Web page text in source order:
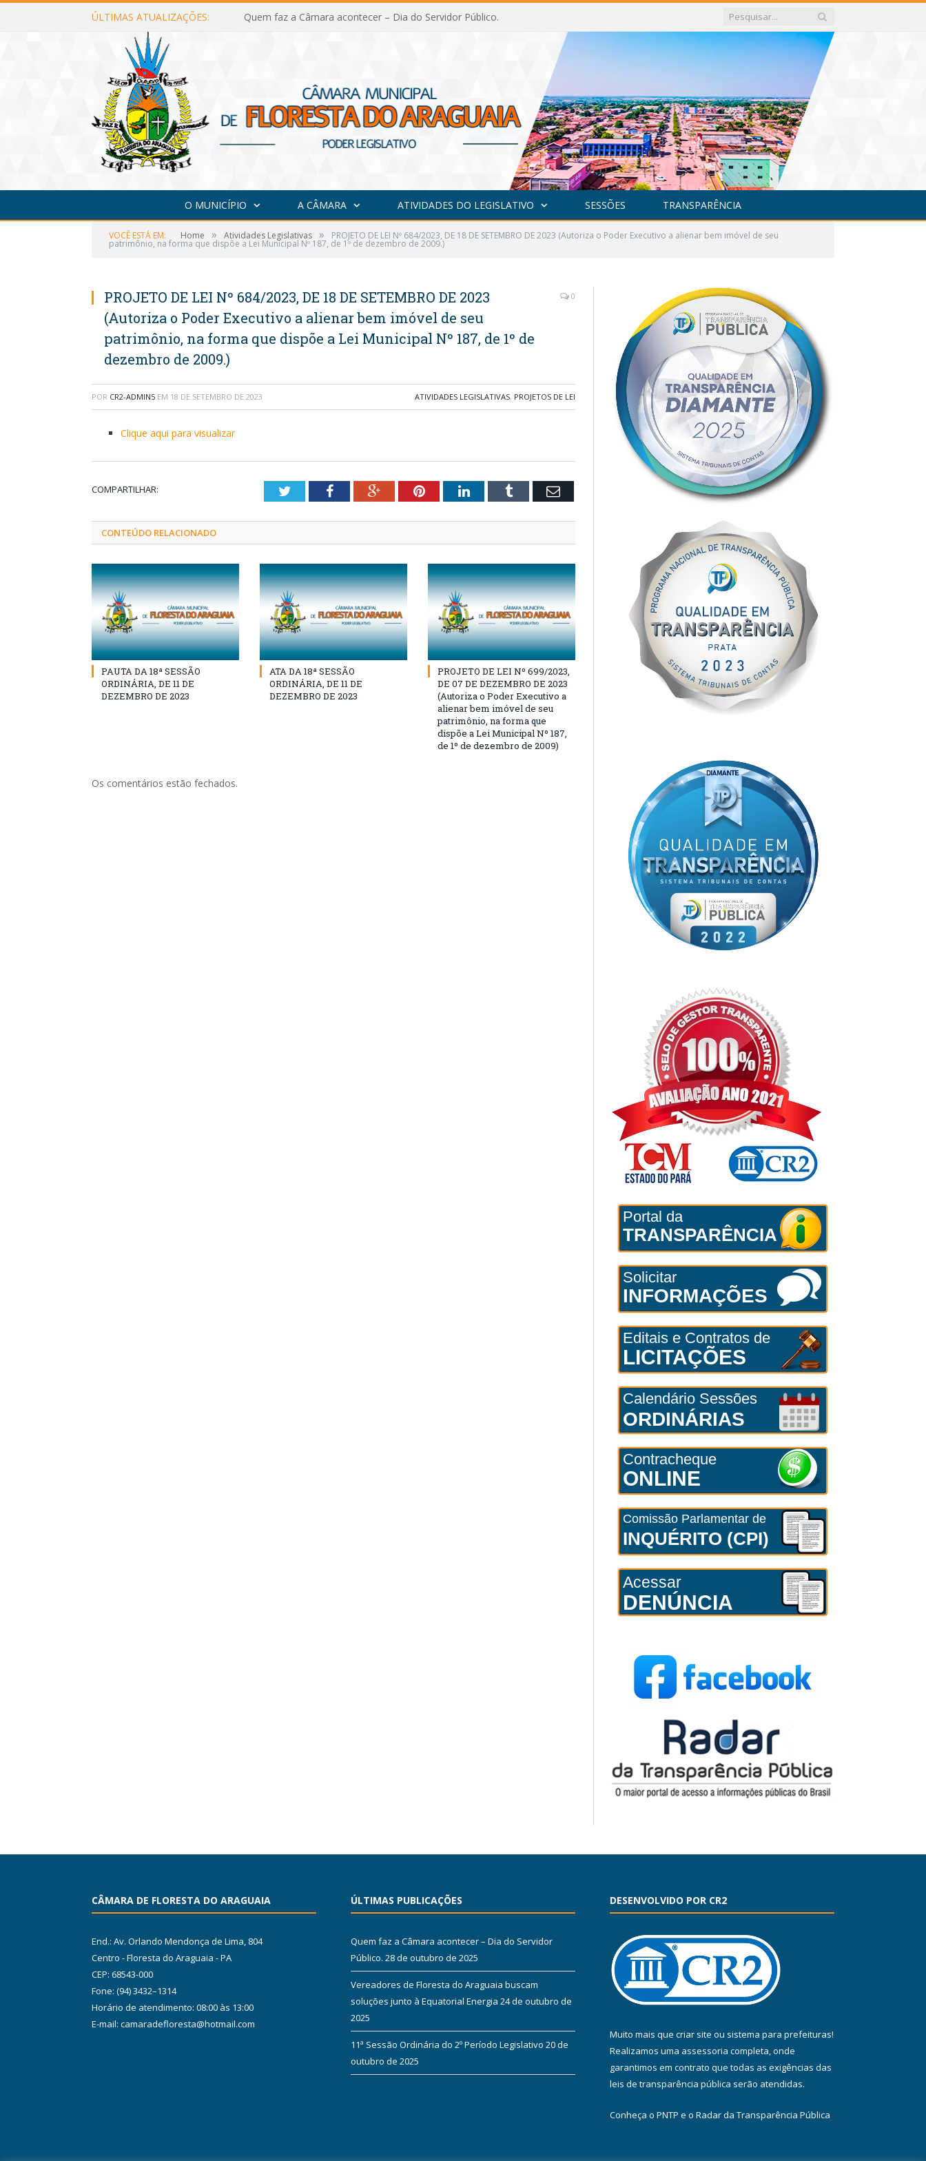
ÚLTIMAS ATUALIZAÇÕES: Quem faz a Câmara acontecer – Dia do Servidor Público.
O MUNICÍPIO A CÂMARA ATIVIDADES DO LEGISLATIVO SESSÕES TRANSPARÊNCIA
VOCÊ ESTÁ EM: Home » Atividades Legislativas » PROJETO DE LEI Nº 684/2023, DE 18 DE SETEMBRO DE 2023 (Autoriza o Poder Executivo a alienar bem imóvel de seu
patrimônio, na forma que dispõe a Lei Municipal Nº 187, de 1º de dezembro de 2009.)
PROJETO DE LEI Nº 684/2023, DE 18 DE SETEMBRO DE 2023
(Autoriza o Poder Executivo a alienar bem imóvel de seu
patrimônio, na forma que dispõe a Lei Municipal Nº 187, de 1º de
dezembro de 2009.)
0
POR CR2-ADMIN5 EM 18 DE SETEMBRO DE 2023 ATIVIDADES LEGISLATIVAS, PROJETOS DE LEI
Clique aqui para visualizar
COMPARTILHAR: TwitterFacebookGoogle+PinterestLinkedInTumblr Email
CONTEÚDO RELACIONADO
PAUTA DA 18ª SESSÃO
ORDINÁRIA, DE 11 DE
DEZEMBRO DE 2023
ATA DA 18ª SESSÃO
ORDINÁRIA, DE 11 DE
DEZEMBRO DE 2023
PROJETO DE LEI Nº 699/2023,
DE 07 DE DEZEMBRO DE 2023
(Autoriza o Poder Executivo a
alienar bem imóvel de seu
patrimônio, na forma que
dispõe a Lei Municipal Nº 187,
de 1º de dezembro de 2009)
Os comentários estão fechados.
Portal da
TRANSPARÊNCIA
Solicitar
INFORMAÇÕES
Editais e Contratos de
LICITAÇÕES
Calendário Sessões
ORDINÁRIAS
Contracheque
ONLINE
Comissão Parlamentar de
INQUÉRITO (CPI)
Acessar
DENÚNCIA
CÂMARA DE FLORESTA DO ARAGUAIA
End.: Av. Orlando Mendonça de Lima, 804
Centro - Floresta do Araguaia - PA
CEP: 68543-000
Fone: (94) 3432–1314
Horário de atendimento: 08:00 às 13:00
E-mail: camaradefloresta@hotmail.com
ÚLTIMAS PUBLICAÇÕES
Quem faz a Câmara acontecer – Dia do Servidor
Público. 28 de outubro de 2025
Vereadores de Floresta do Araguaia buscam
soluções junto à Equatorial Energia 24 de outubro de
2025
11ª Sessão Ordinária do 2º Período Legislativo 20 de
outubro de 2025
DESENVOLVIDO POR CR2
Muito mais que criar site ou sistema para prefeituras!
Realizamos uma assessoria completa, onde
garantimos em contrato que todas as exigências das
leis de transparência pública serão atendidas.
Conheça o PNTP e o Radar da Transparência Pública